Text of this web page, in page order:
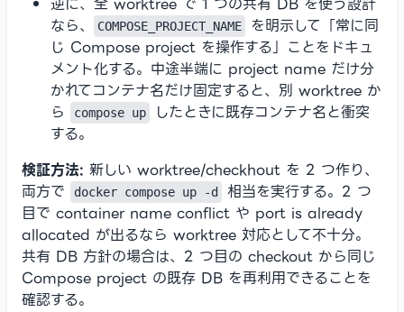
なら、
COMPOSE_PROJECT_NAME
を明示して「常に同
じ Compose project を操作する」ことをドキュ
メント化する。中途半端に project name だけ分
かれてコンテナ名だけ固定すると、別 worktree か
ら
compose up
したときに既存コンテナ名と衝突
する。
検証方法: 新しい worktree/checkhout を 2 つ作り、
両方で
docker compose up -d
相当を実行する。2 つ
目で container name conflict や port is already
allocated が出るなら worktree 対応として不十分。
共有 DB 方針の場合は、2 つ目の checkout から同じ
Compose project の既存 DB を再利用できることを
確認する。